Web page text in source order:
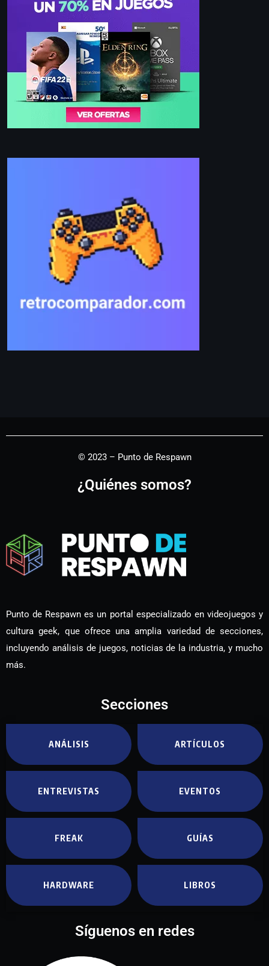
© 2023 – Punto de Respawn
¿Quiénes somos?
Punto de Respawn es un portal especializado en videojuegos y
cultura geek, que ofrece una amplia variedad de secciones,
incluyendo análisis de juegos, noticias de la industria, y mucho
más.
Secciones
ANÁLISIS ARTÍCULOS
ENTREVISTAS EVENTOS
FREAK GUÍAS
HARDWARE LIBROS
Síguenos en redes